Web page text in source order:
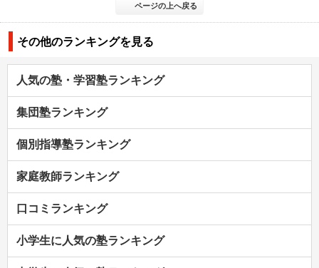
ページの上へ戻る
その他のランキングを見る
人気の塾・学習塾ランキング
集団塾ランキング
個別指導塾ランキング
家庭教師ランキング
口コミランキング
小学生に人気の塾ランキング